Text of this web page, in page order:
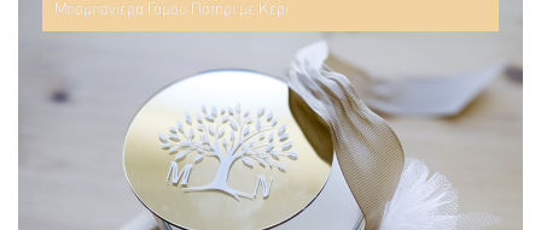
Μπομπονιέρα Γάμου Ποτήρι με Κερί